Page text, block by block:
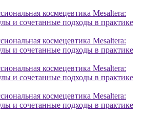
космецевтика Mesaltera:
и сочетанные подходы в практике
космецевтика Mesaltera:
и сочетанные подходы в практике
космецевтика Mesaltera:
и сочетанные подходы в практике
космецевтика Mesaltera:
и сочетанные подходы в практике